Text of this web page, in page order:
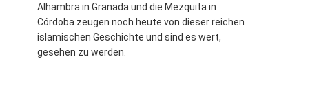
Alhambra in Granada und die Mezquita in
Córdoba zeugen noch heute von dieser reichen
islamischen Geschichte und sind es wert,
gesehen zu werden.